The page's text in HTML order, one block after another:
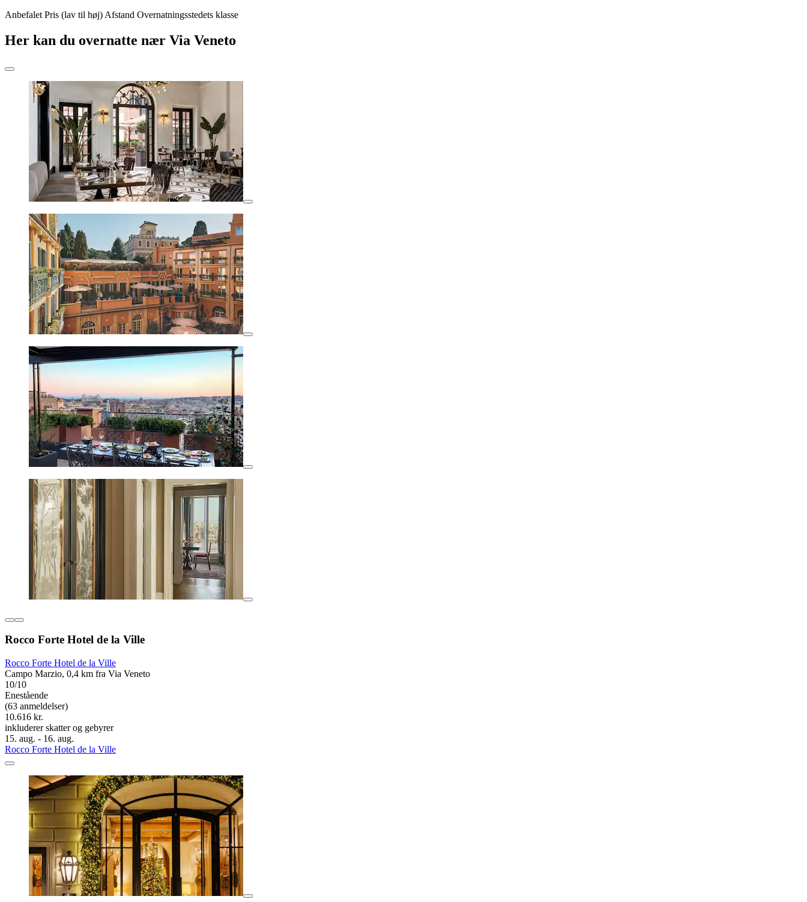
Anbefalet Pris (lav til høj) Afstand Overnatningsstedets klasse
Her kan du overnatte nær Via Veneto
Rocco Forte Hotel de la Ville
Rocco Forte Hotel de la Ville
Campo Marzio, 0,4 km fra Via Veneto
10/10
Enestående
(63 anmeldelser)
10.616 kr.
inkluderer skatter og gebyrer
15. aug. - 16. aug.
Rocco Forte Hotel de la Ville